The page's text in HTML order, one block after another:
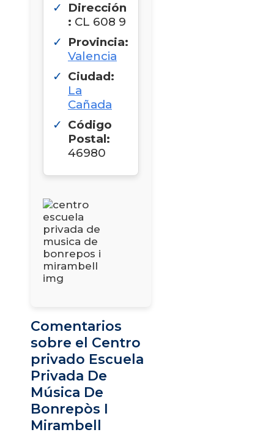
Dirección
: CL 608 9
Provincia:
Valencia
Ciudad:
La
Cañada
Código
Postal:
46980
Comentarios
sobre el Centro
privado Escuela
Privada De
Música De
Bonrepòs I
Mirambell